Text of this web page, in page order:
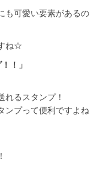
も可愛い要素があるの
ね☆
！」
れるスタンプ！
ンプって便利ですよね